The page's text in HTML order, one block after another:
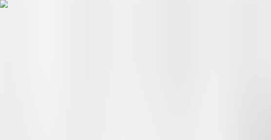
Hopp til hovudinnhald